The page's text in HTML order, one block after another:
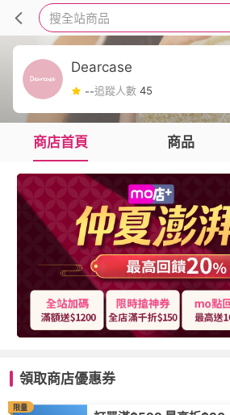
搜全站商品
Dearcase
--追蹤人數 45
商店首頁 商品
領取商店優惠券
限量